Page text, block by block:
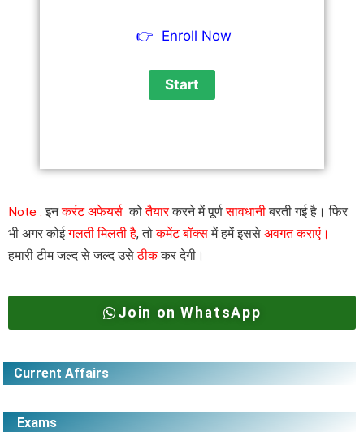
👉 Enroll Now
Note : इनकरंट अफेयर्स कोतैयारकरने में पूर्णसावधानीबरती गई है। फिर
भी अगर कोईगलती मिलती है, तोकमेंट बॉक्समें हमें इससे अवगत कराएं।
हमारी टीम जल्द से जल्द उसेठीककर देगी।
Join on WhatsApp
Current Affairs
Exams